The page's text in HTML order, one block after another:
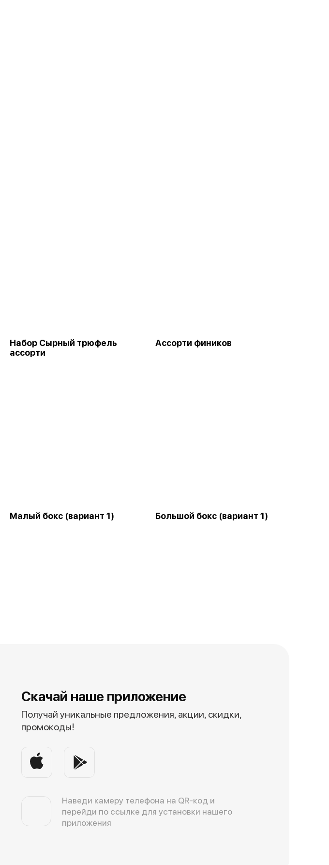
Набор Сырный трюфель
ассорти
Ассорти фиников
Малый бокс (вариант 1) Большой бокс (вариант 1)
Скачай наше приложение
Получай уникальные предложения, акции, скидки,
промокоды!
Наведи камеру телефона на QR-код и
перейди по ссылке для установки нашего
приложения